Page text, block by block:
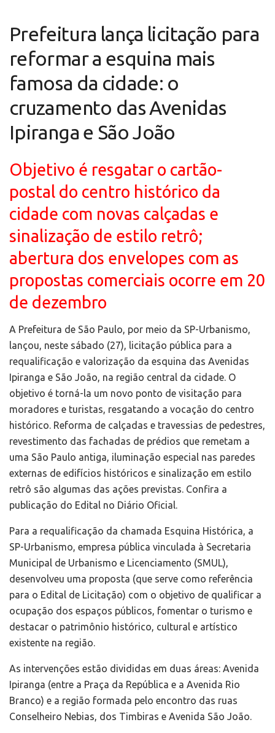
Prefeitura lança licitação para
reformar a esquina mais
famosa da cidade: o
cruzamento das Avenidas
Ipiranga e São João
Objetivo é resgatar o cartão-
postal do centro histórico da
cidade com novas calçadas e
sinalização de estilo retrô;
abertura dos envelopes com as
propostas comerciais ocorre em 20
de dezembro
A Prefeitura de São Paulo, por meio da SP-Urbanismo,
lançou, neste sábado (27), licitação pública para a
requalificação e valorização da esquina das Avenidas
Ipiranga e São João, na região central da cidade. O
objetivo é torná-la um novo ponto de visitação para
moradores e turistas, resgatando a vocação do centro
histórico. Reforma de calçadas e travessias de pedestres,
revestimento das fachadas de prédios que remetam a
uma São Paulo antiga, iluminação especial nas paredes
externas de edifícios históricos e sinalização em estilo
retrô são algumas das ações previstas. Confira a
publicação do Edital no Diário Oficial.
Para a requalificação da chamada Esquina Histórica, a
SP-Urbanismo, empresa pública vinculada à Secretaria
Municipal de Urbanismo e Licenciamento (SMUL),
desenvolveu uma proposta (que serve como referência
para o Edital de Licitação) com o objetivo de qualificar a
ocupação dos espaços públicos, fomentar o turismo e
destacar o patrimônio histórico, cultural e artístico
existente na região.
As intervenções estão divididas em duas áreas: Avenida
Ipiranga (entre a Praça da República e a Avenida Rio
Branco) e a região formada pelo encontro das ruas
Conselheiro Nebias, dos Timbiras e Avenida São João.